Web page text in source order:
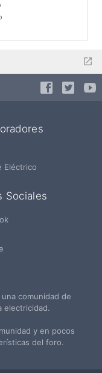
Eléctrico
Sociales
una comunidad de
electricidad.
y en pocos
del foro.